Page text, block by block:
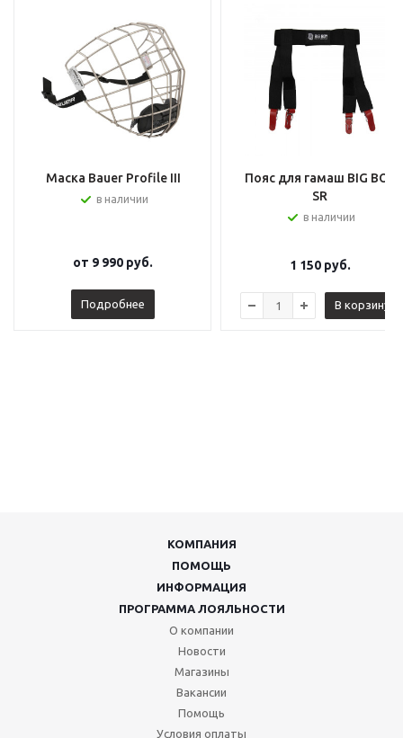
Маска Bauer Profile III
в наличии
от 9 990 руб.
Подробнее
Пояс для гамаш BIG BOY
SR
в наличии
1 150руб.
В корзину
КОМПАНИЯ
ПОМОЩЬ
ИНФОРМАЦИЯ
ПРОГРАММА ЛОЯЛЬНОСТИ
О компании
Новости
Магазины
Вакансии
Помощь
Условия оплаты